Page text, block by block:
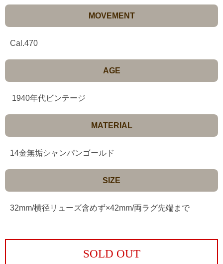
MOVEMENT
Cal.470
AGE
1940年代ビンテージ
MATERIAL
14金無垢シャンパンゴールド
SIZE
32mm/横径リューズ含めず×42mm/両ラグ先端まで
SOLD OUT